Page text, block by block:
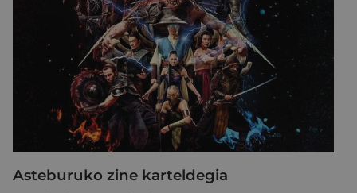
Asteburuko zine karteldegia